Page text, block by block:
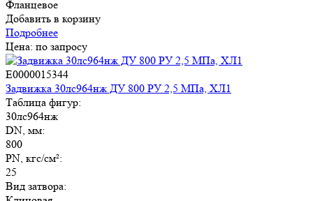
Фланцевое
Добавить в корзину
Подробнее
Цена: по запросу
E0000015344
Задвижка 30лс964нж ДУ 800 РУ 2,5 МПа, ХЛ1
Таблица фигур:
30лс964нж
DN, мм:
800
PN, кгс/см²:
25
Вид затвора: